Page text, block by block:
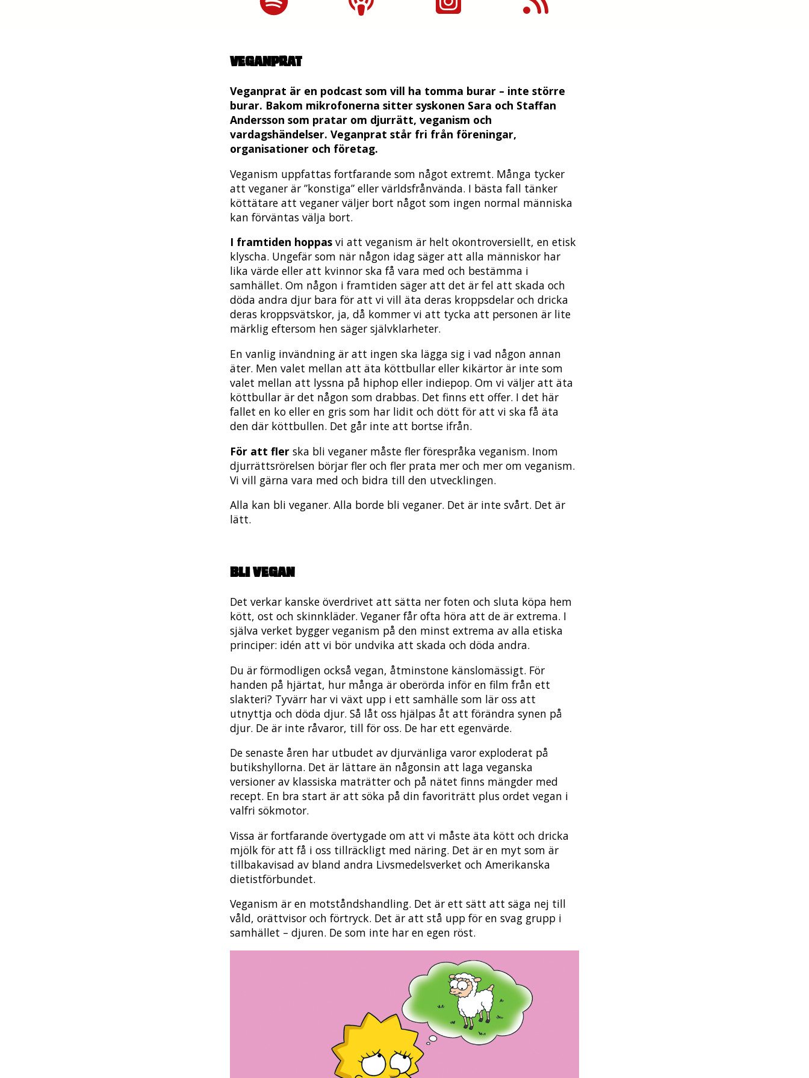
Veganprat
Veganprat är en podcast som vill ha tomma burar – inte större
burar. Bakom mikrofonerna sitter syskonen Sara och Staffan
Andersson som pratar om djurrätt, veganism och
vardagshändelser. Veganprat står fri från föreningar,
organisationer och företag.
Veganism uppfattas fortfarande som något extremt. Många tycker
att veganer är ”konstiga” eller världsfrånvända. I bästa fall tänker
köttätare att veganer väljer bort något som ingen normal människa
kan förväntas välja bort.
I framtiden hoppas vi att veganism är helt okontroversiellt, en etisk
klyscha. Ungefär som när någon idag säger att alla människor har
lika värde eller att kvinnor ska få vara med och bestämma i
samhället. Om någon i framtiden säger att det är fel att skada och
döda andra djur bara för att vi vill äta deras kroppsdelar och dricka
deras kroppsvätskor, ja, då kommer vi att tycka att personen är lite
märklig eftersom hen säger självklarheter.
En vanlig invändning är att ingen ska lägga sig i vad någon annan
äter. Men valet mellan att äta köttbullar eller kikärtor är inte som
valet mellan att lyssna på hiphop eller indiepop. Om vi väljer att äta
köttbullar är det någon som drabbas. Det finns ett offer. I det här
fallet en ko eller en gris som har lidit och dött för att vi ska få äta
den där köttbullen. Det går inte att bortse ifrån.
För att fler ska bli veganer måste fler förespråka veganism. Inom
djurrättsrörelsen börjar fler och fler prata mer och mer om veganism.
Vi vill gärna vara med och bidra till den utvecklingen.
Alla kan bli veganer. Alla borde bli veganer. Det är inte svårt. Det är
lätt.
Bli vegan
Det verkar kanske överdrivet att sätta ner foten och sluta köpa hem
kött, ost och skinnkläder. Veganer får ofta höra att de är extrema. I
själva verket bygger veganism på den minst extrema av alla etiska
principer: idén att vi bör undvika att skada och döda andra.
Du är förmodligen också vegan, åtminstone känslomässigt. För
handen på hjärtat, hur många är oberörda inför en film från ett
slakteri? Tyvärr har vi växt upp i ett samhälle som lär oss att
utnyttja och döda djur. Så låt oss hjälpas åt att förändra synen på
djur. De är inte råvaror, till för oss. De har ett egenvärde.
De senaste åren har utbudet av djurvänliga varor exploderat på
butikshyllorna. Det är lättare än någonsin att laga veganska
versioner av klassiska maträtter och på nätet finns mängder med
recept. En bra start är att söka på din favoriträtt plus ordet vegan i
valfri sökmotor.
Vissa är fortfarande övertygade om att vi måste äta kött och dricka
mjölk för att få i oss tillräckligt med näring. Det är en myt som är
tillbakavisad av bland andra Livsmedelsverket och Amerikanska
dietistförbundet.
Veganism är en motståndshandling. Det är ett sätt att säga nej till
våld, orättvisor och förtryck. Det är att stå upp för en svag grupp i
samhället – djuren. De som inte har en egen röst.